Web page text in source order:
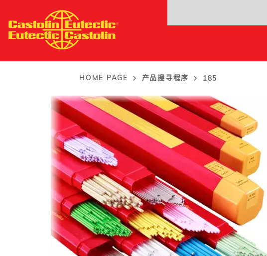
main
185
Cu-Zn-Ni钎焊合金。用于修补破损工件，齿轮，泵轮，滚珠轴承等。
HOME PAGE 产品搜寻程序 185